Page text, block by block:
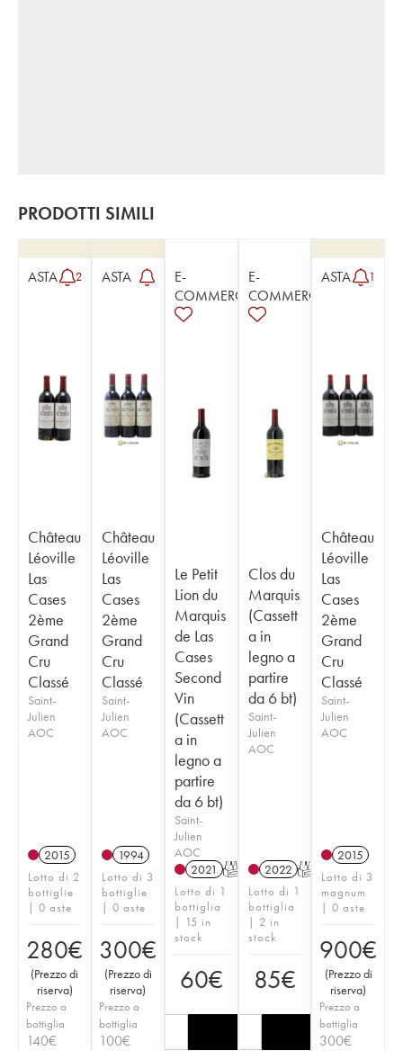
PRODOTTI SIMILI
ASTA 2
Château
Léoville
Las
Cases
2ème
Grand
Cru
Classé
Saint-
Julien
AOC
2015
Lotto di 2
bottiglie
| 0 aste
280€
(Prezzo di
riserva)
Prezzo a
bottiglia
140€
ASTA
Château
Léoville
Las
Cases
2ème
Grand
Cru
Classé
Saint-
Julien
AOC
1994
Lotto di 3
bottiglie
| 0 aste
300€
(Prezzo di
riserva)
Prezzo a
bottiglia
100€
E-
COMMERCE
Le Petit
Lion du
Marquis
de Las
Cases
Second
Vin
(Cassett
a in
legno a
partire
da 6 bt)
Saint-
Julien
AOC
2021 T
Lotto di 1
bottiglia
| 15 in
stock
60€
E-
COMMERCE
Clos du
Marquis
(Cassett
a in
legno a
partire
da 6 bt)
Saint-
Julien
AOC
2022 T
Lotto di 1
bottiglia
| 2 in
stock
85€
ASTA 1
Château
Léoville
Las
Cases
2ème
Grand
Cru
Classé
Saint-
Julien
AOC
2015
Lotto di 3
magnum
| 0 aste
900€
(Prezzo di
riserva)
Prezzo a
bottiglia
300€